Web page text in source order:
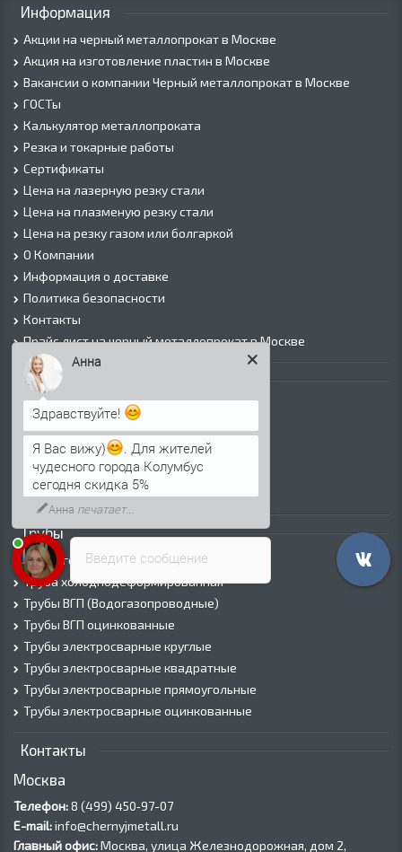
Информация
Акции на черный металлопрокат в Москве
Акция на изготовление пластин в Москве
Вакансии о компании Черный металлопрокат в Москве
ГОСТы
Калькулятор металлопроката
Резка и токарные работы
Сертификаты
Цена на лазерную резку стали
Цена на плазменую резку стали
Цена на резку газом или болгаркой
О Компании
Информация о доставке
Политика безопасности
Контакты
Прайс лист на черный металлопрокат в Москве
Листовой прокат
Лист г/к
Лист х/к
Просечно-вытяжной лист (ПВЛ)
Лист рифленый
Лист оцинкованный
Трубы
Трубы горячедеформированные
Труба холоднодеформированная
Трубы ВГП (Водогазопроводные)
Трубы ВГП оцинкованные
Трубы электросварные круглые
Трубы электросварные квадратные
Трубы электросварные прямоугольные
Трубы электросварные оцинкованные
Контакты
Москва
Телефон:8 (499) 450‑97-07
E-mail:info@chernyjmetall.ru
Главный офис:Москва, улица Железнодорожная, дом 2,
Введите сообщение
Анна
Здравствуйте!
Я Вас вижу)
. Для жителей
чудесного города Колумбус
сегодня скидка 5%
Анна печатает...